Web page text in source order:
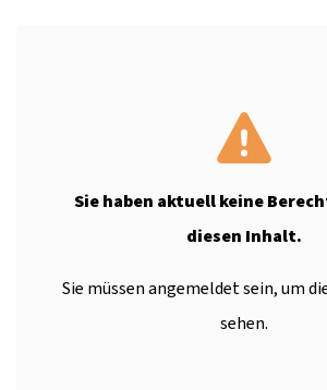
Sie haben aktuell keine
diesen Inhalt.
Sie müssen angemeldet sein, um
sehen.